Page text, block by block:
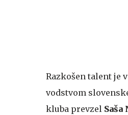
Razkošen talent je
vodstvom
kluba prevzel